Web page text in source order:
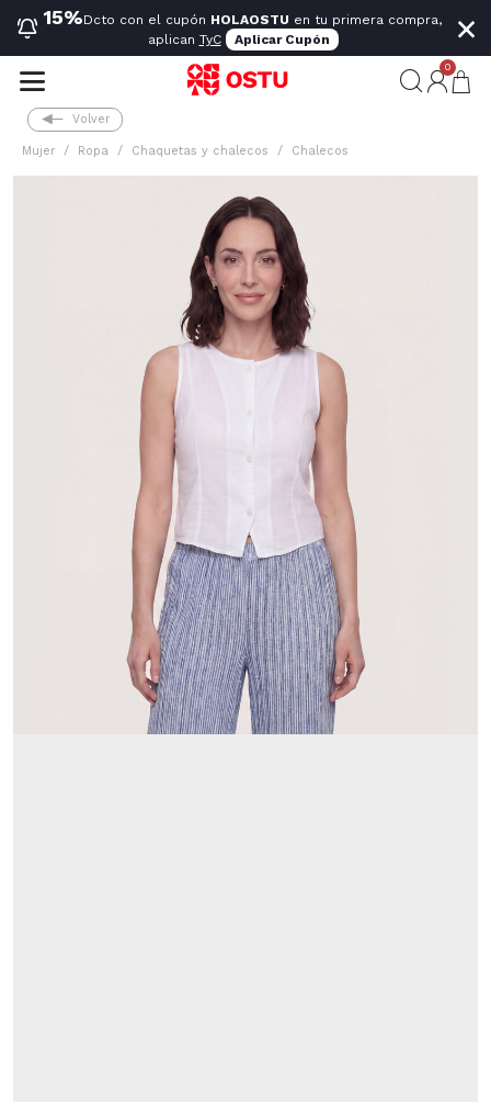
15%Dcto con el cupón HOLAOSTU en tu primera compra,
aplican TyC Aplicar Cupón ×
0
Volver
Mujer Ropa Chaquetas y chalecos Chalecos